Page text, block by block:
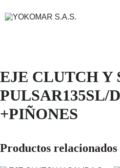
EJE CLUTCH Y
PULSAR135SL/
+PIÑONES
Productos relacionados